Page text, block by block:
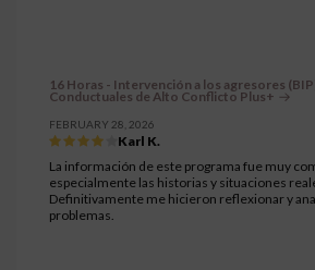
16 Horas - Intervención a los agresores
Conductuales de Alto Conflicto Plus+
FEBRUARY 28, 2026
Karl K.
La información de este programa fue muy
especialmente las historias y situaciones
Definitivamente me hicieron reflexionar y
problemas.